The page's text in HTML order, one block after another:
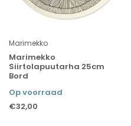
Marimekko
Marimekko
Siirtolapuutarha 25cm
Bord
Op voorraad
€32,00